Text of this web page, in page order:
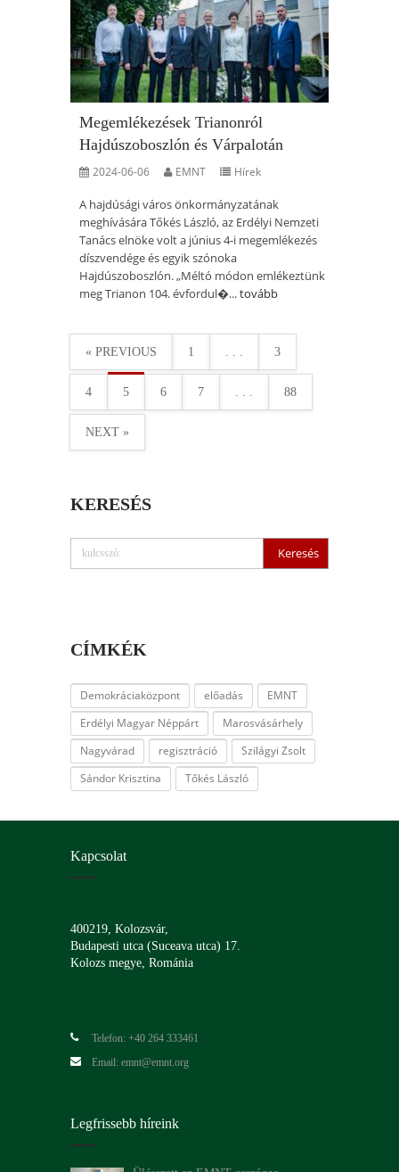
Megemlékezések Trianonról
Hajdúszoboszlón és Várpalotán
2024-06-06 EMNT Hírek
A hajdúsági város önkormányzatának
meghívására Tőkés László, az Erdélyi Nemzeti
Tanács elnöke volt a június 4-i megemlékezés
díszvendége és egyik szónoka
Hajdúszoboszlón. „Méltó módon emlékeztünk
meg Trianon 104. évfordul�...tovább
« PREVIOUS 1 . . . 3
4 5 6 7 . . . 88
NEXT »
KERESÉS
CÍMKÉK
Demokráciaközpont előadás
EMNT
Erdélyi Magyar Néppárt
Marosvásárhely
Nagyvárad
regisztráció
Szilágyi Zsolt
Sándor Krisztina
Tőkés László
Kapcsolat
400219, Kolozsvár,
Budapesti utca (Suceava utca) 17.
Kolozs megye, Románia
Telefon: +40 264 333461
Email: emnt@emnt.org
Legfrissebb híreink